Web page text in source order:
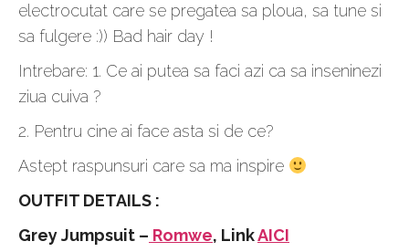
electrocutat care se pregatea sa ploua, sa tune si
sa fulgere :)) Bad hair day !
Intrebare: 1. Ce ai putea sa faci azi ca sa inseninezi
ziua cuiva ?
2. Pentru cine ai face asta si de ce?
Astept raspunsuri care sa ma inspire
OUTFIT DETAILS :
Grey Jumpsuit – Romwe, LinkAICI